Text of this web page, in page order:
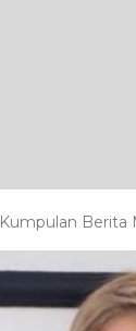
Kumpulan Berita